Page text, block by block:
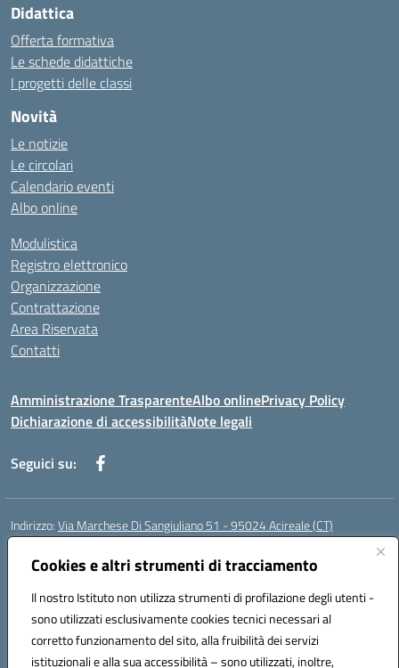
Cookies e altri strumenti di tracciamento
Il nostro Istituto non utilizza strumenti di profilazione degli utenti -
sono utilizzati esclusivamente cookies tecnici necessari al
corretto funzionamento del sito, alla fruibilità dei servizi
istituzionali e alla sua accessibilità – sono utilizzati, inoltre,
Didattica
Offerta formativa
Le schede didattiche
I progetti delle classi
Novità
Le notizie
Le circolari
Calendario eventi
Albo online
Modulistica
Registro elettronico
Organizzazione
Contrattazione
Area Riservata
Contatti
Amministrazione TrasparenteAlbo onlinePrivacy Policy
Dichiarazione di accessibilitàNote legali
Seguici su:
Indirizzo:Via Marchese Di Sangiuliano 51 - 95024 Acireale (CT)
Centralino:
Posta elettronica certificata (PEC):ctic8at00b@pec.istruzione.it
Codice fiscale: 81001970870
Codice meccanografico:CTIC8AT00B
Codice Indice delle Pubbliche Amministrazioni (IPA): istsc_ctic8at00b
Codice unico di fatturazione (CUF): UFM1P6